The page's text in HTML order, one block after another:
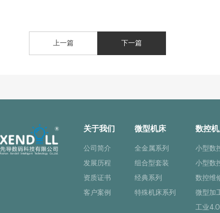
上一篇 下一篇
关于我们
公司简介
发展历程
资质证书
客户案例
微型机床
全金属系列
组合型套装
经典系列
特殊机床系列
数控
小型数
小型数
数控维
微型加
工业4.0